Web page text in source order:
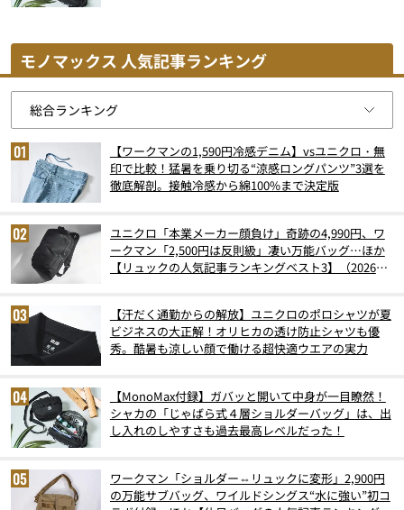
モノマックス 人気記事ランキング
【ワークマンの1,590円冷感デニム】vsユニクロ・無
印で比較！猛暑を乗り切る“涼感ロングパンツ”3選を
徹底解剖。接触冷感から綿100%まで決定版
ユニクロ「本業メーカー顔負け」奇跡の4,990円、ワ
ークマン「2,500円は反則級」凄い万能バッグ…ほか
【リュックの人気記事ランキングベスト3】（2026年
【汗だく通勤からの解放】ユニクロのポロシャツが夏
ビジネスの大正解！オリヒカの透け防止シャツも優
秀。酷暑も涼しい顔で働ける超快適ウエアの実力
【MonoMax付録】ガバッと開いて中身が一目瞭然！
シャカの「じゃばら式４層ショルダーバッグ」は、出
し入れのしやすさも過去最高レベルだった！
ワークマン「ショルダー⇔リュックに変形」2,900円
の万能サブバッグ、ワイルドシングス“水に強い”初コ